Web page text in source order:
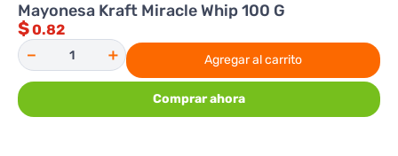
Mayonesa Kraft Miracle Whip 100 G
$0.82
＋
－ Agregar al carrito
Comprar ahora
ACERCA DE SUPERXTRA